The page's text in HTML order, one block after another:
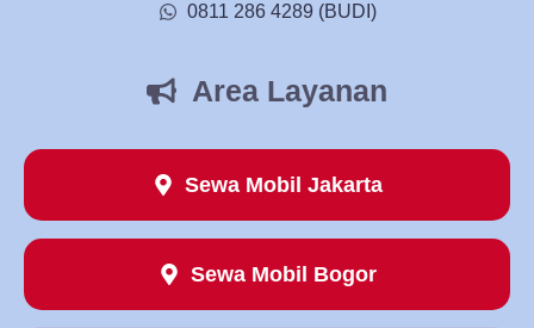
0811 286 4289 (BUDI)
Area Layanan
Sewa Mobil Jakarta
Sewa Mobil Bogor